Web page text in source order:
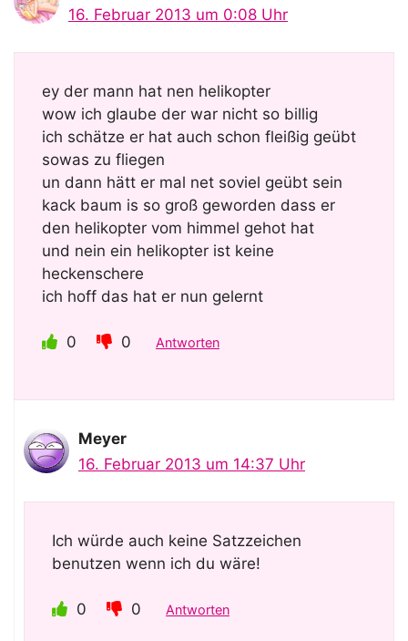
16. Februar 2013 um 0:08 Uhr
ey der mann hat nen helikopter
wow ich glaube der war nicht so billig
ich schätze er hat auch schon fleißig geübt
sowas zu fliegen
un dann hätt er mal net soviel geübt sein
kack baum is so groß geworden dass er
den helikopter vom himmel gehot hat
und nein ein helikopter ist keine
heckenschere
ich hoff das hat er nun gelernt
0 0 Antworten
Meyer
16. Februar 2013 um 14:37 Uhr
Ich würde auch keine Satzzeichen
benutzen wenn ich du wäre!
0 0 Antworten